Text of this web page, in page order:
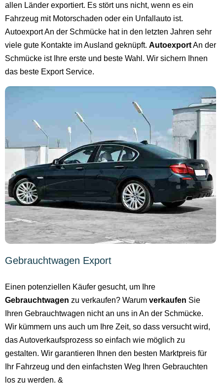
allen Länder exportiert. Es stört uns nicht, wenn es ein
Fahrzeug mit Motorschaden oder ein Unfallauto ist.
Autoexport An der Schmücke hat in den letzten Jahren sehr
viele gute Kontakte im Ausland geknüpft. AutoexportAn der
Schmücke ist Ihre erste und beste Wahl. Wir sichern Ihnen
das beste Export Service.
Gebrauchtwagen Export
Einen potenziellen Käufer gesucht, um Ihre
Gebrauchtwagen zu verkaufen? Warum verkaufen Sie
Ihren Gebrauchtwagen nicht an uns in An der Schmücke.
Wir kümmern uns auch um Ihre Zeit, so dass versucht wird,
das Autoverkaufsprozess so einfach wie möglich zu
gestalten. Wir garantieren Ihnen den besten Marktpreis für
Ihr Fahrzeug und den einfachsten Weg Ihren Gebrauchten
los zu werden. &